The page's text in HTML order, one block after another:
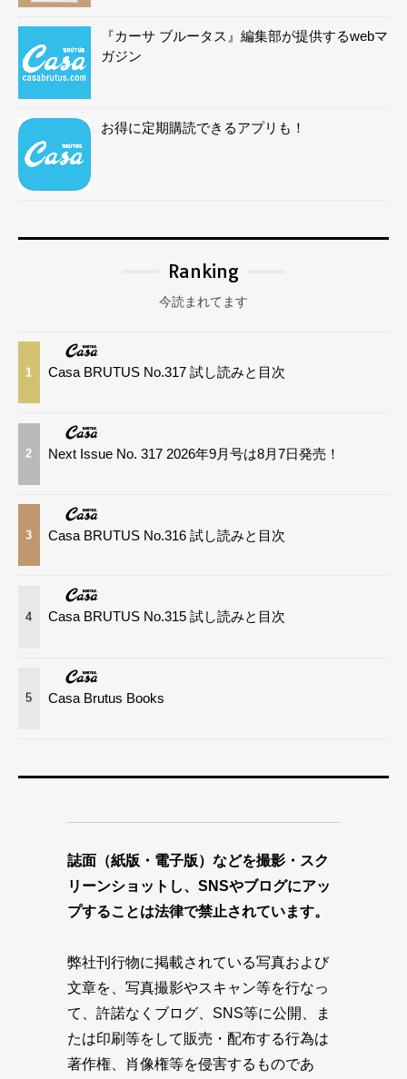
『カーサ ブルータス』編集部が提供するwebマ
ガジン
お得に定期購読できるアプリも！
Ranking
今読まれてます
1 Casa BRUTUS No.317 試し読みと目次
2 Next Issue No. 317 2026年9月号は8月7日発売！
3 Casa BRUTUS No.316 試し読みと目次
4 Casa BRUTUS No.315 試し読みと目次
5 Casa Brutus Books
誌面（紙版・電子版）などを撮影・スク
リーンショットし、SNSやブログにアッ
プすることは法律で禁止されています。
弊社刊行物に掲載されている写真および
文章を、写真撮影やスキャン等を行なっ
て、許諾なくブログ、SNS等に公開、ま
たは印刷等をして販売・配布する行為は
著作権、肖像権等を侵害するものであ